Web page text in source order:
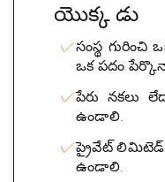
యొక్క డు
సంస్థ గురించి
ఒక పదం
పేరు నకలు
ఉండాలి.
ప్రైవేట్ లిమిటెడ్
ఉండాలి.